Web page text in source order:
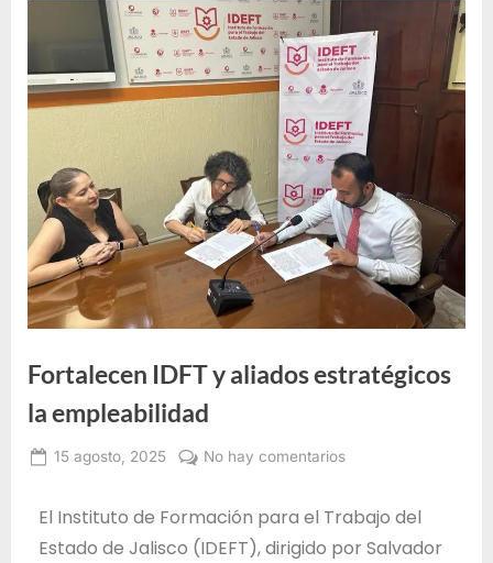
d
e
F
o
m
a
c
i
ó
n
a
T
Fortalecen IDFT y aliados estratégicos
la empleabilidad
15 agosto, 2025
No hay comentarios
El Instituto de Formación para el Trabajo del
Estado de Jalisco (IDEFT), dirigido por Salvador